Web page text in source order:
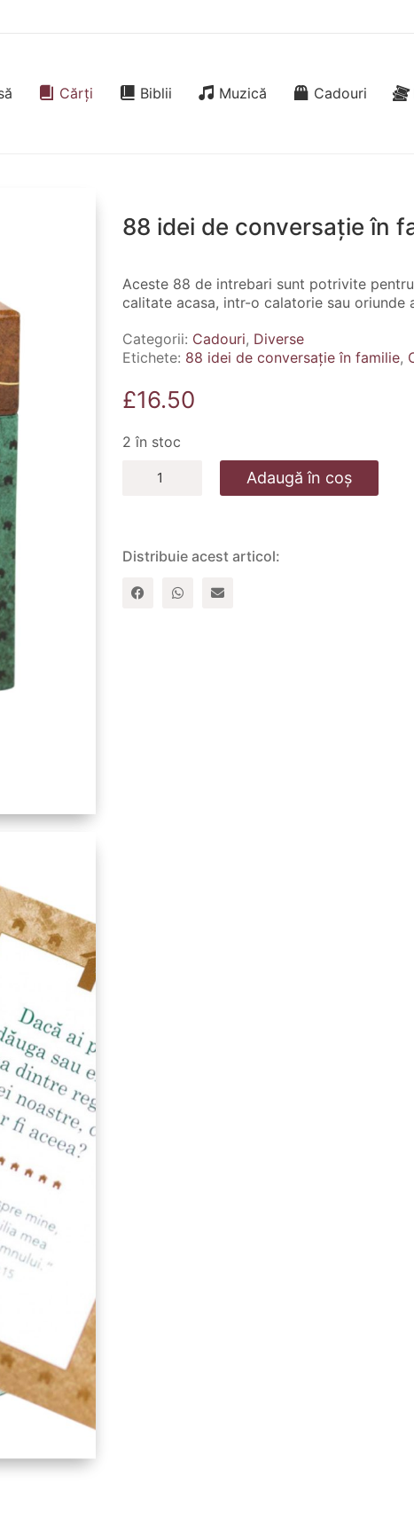
Cărți Biblii Muzică Cadouri
88 idei de conversație în
Aceste 88 de intrebari sunt potrivite
calitate acasa, intr-o calatorie sau oriunde
Categorii: Cadouri, Diverse
Etichete: 88 idei de conversație în familie,
£16.50
2 în stoc
în
Adaugă în coș
Distribuie acest articol: